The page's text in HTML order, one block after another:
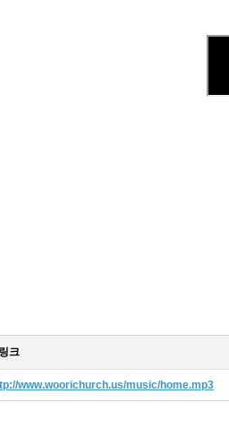
크
www.woorichurch.us/music/home.mp3
Christians are not good people, but the